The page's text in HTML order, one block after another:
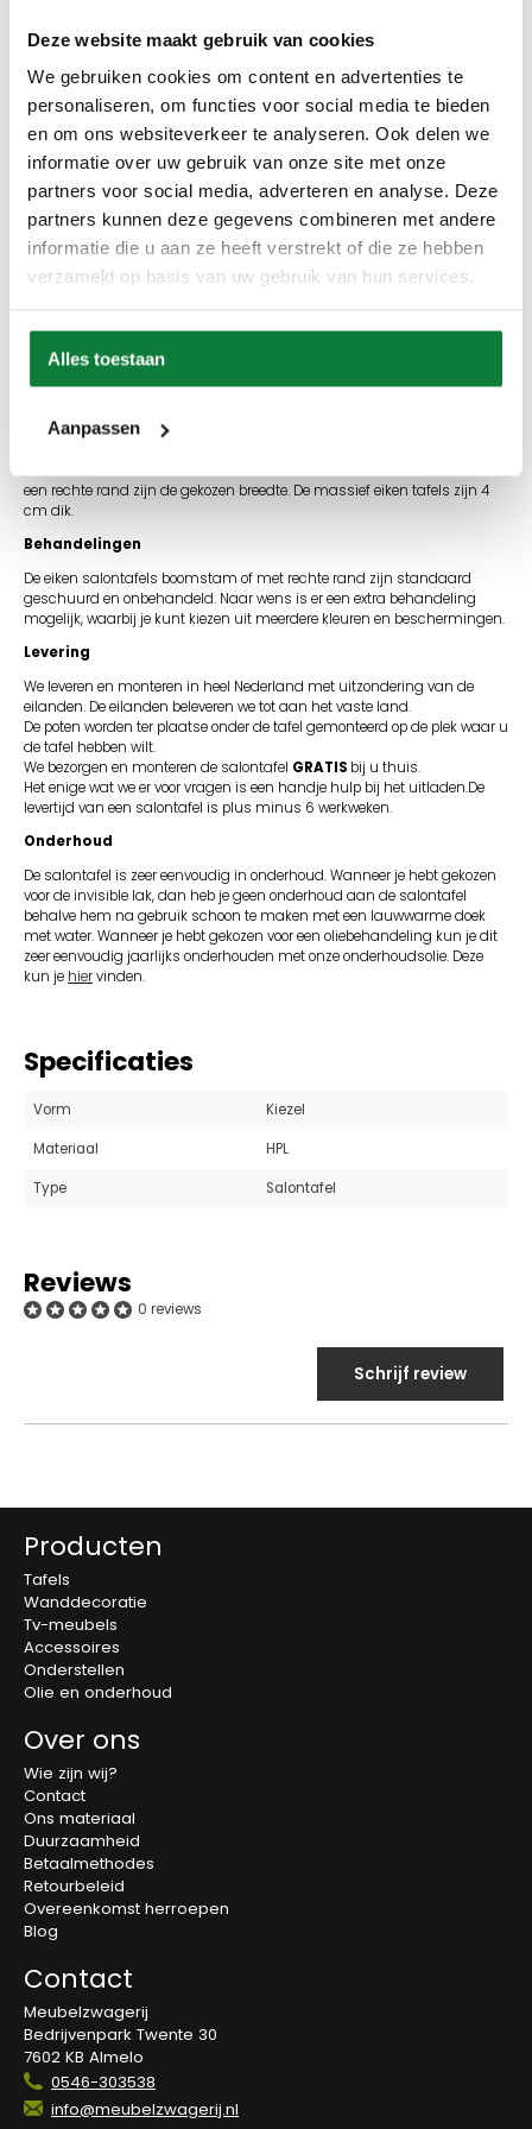
Deze website maakt gebruik van cookies
We gebruiken cookies om content en advertenties te
personaliseren, om functies voor social media te bieden
en om ons websiteverkeer te analyseren. Ook delen we
informatie over uw gebruik van onze site met onze
partners voor social media, adverteren en analyse. Deze
partners kunnen deze gegevens combineren met andere
informatie die u aan ze heeft verstrekt of die ze hebben
verzameld op basis van uw gebruik van hun services.
Alles toestaan
Aanpassen
In winkelmand
Info aanvragen / wensen doorgeven
Op verlanglijstje
Productinformatie
Omschrijving
Eettafels zijn ook de salontafels leverbaar in diverse maten. Namelijk in
de lengtemaat van 80 cm tot en met 200 cm met een standaard dikte
van 4 cm. Bij een eiken salontafel met een boomstamrand is de breedte
van de tafel variabel van 60 tot en met 100 cm, de gekozen breedte kan
gevormd zijn door de natuur en niet overal even recht is.Bijvoorbeeld: Bij
een rechte rand zijn de gekozen breedte. De massief eiken tafels zijn 4
cm dik.
Behandelingen
De eiken salontafels boomstam of met rechte rand zijn standaard
geschuurd en onbehandeld. Naar wens is er een extra behandeling
mogelijk, waarbij je kunt kiezen uit meerdere kleuren en beschermingen.
Levering
We leveren en monteren in heel Nederland met uitzondering van de
eilanden. De eilanden beleveren we tot aan het vaste land.
De poten worden ter plaatse onder de tafel gemonteerd op de plek waar u
de tafel hebben wilt.
We bezorgen en monteren de salontafel GRATIS bij u thuis.
Het enige wat we er voor vragen is een handje hulp bij het uitladen.De
levertijd van een salontafel is plus minus 6 werkweken.
Onderhoud
De salontafel is zeer eenvoudig in onderhoud. Wanneer je hebt gekozen
voor de invisible lak, dan heb je geen onderhoud aan de salontafel
behalve hem na gebruik schoon te maken met een lauwwarme doek
met water. Wanneer je hebt gekozen voor een oliebehandeling kun je dit
zeer eenvoudig jaarlijks onderhouden met onze onderhoudsolie. Deze
kun je hiervinden.
Specificaties
Vorm Kiezel
Materiaal HPL
Type Salontafel
Reviews
0 reviews
Schrijf review
Producten
Tafels
Wanddecoratie
Tv-meubels
Accessoires
Onderstellen
Olie en onderhoud
Over ons
Wie zijn wij?
Contact
Ons materiaal
Duurzaamheid
Betaalmethodes
Retourbeleid
Overeenkomst herroepen
Blog
Contact
Meubelzwagerij
Bedrijvenpark Twente 30
7602 KB Almelo
0546-303538
info@meubelzwagerij.nl